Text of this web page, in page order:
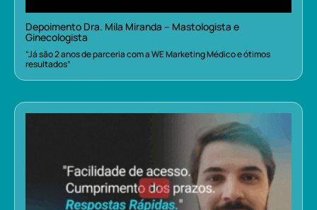
Depoimento Dra. Mila Miranda – Mastologista e
Ginecologista
“Já são 2 anos de parceria com a WE Marketing Médico e ótimos
resultados”